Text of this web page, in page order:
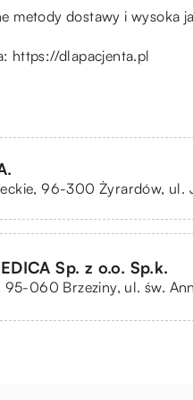
metody dostawy i wysoka
https://dlapacjenta.pl
96-300 Żyrardów, ul.
Sp. z o.o. Sp.k.
95-060 Brzeziny, ul. św.